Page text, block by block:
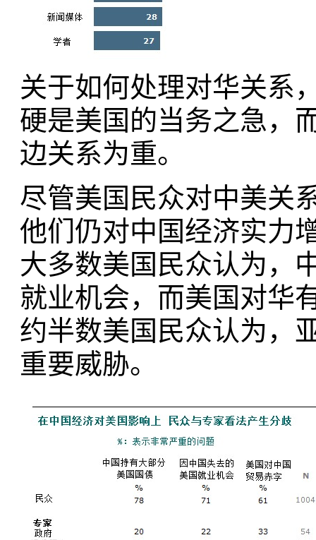
关于如何处理对华关系
硬是美国的当务之急，
边关系为重。
尽管美国民众对中美关
他们仍对中国经济实力
大多数美国民众认为，
就业机会，而美国对华
约半数美国民众认为，
重要威胁。